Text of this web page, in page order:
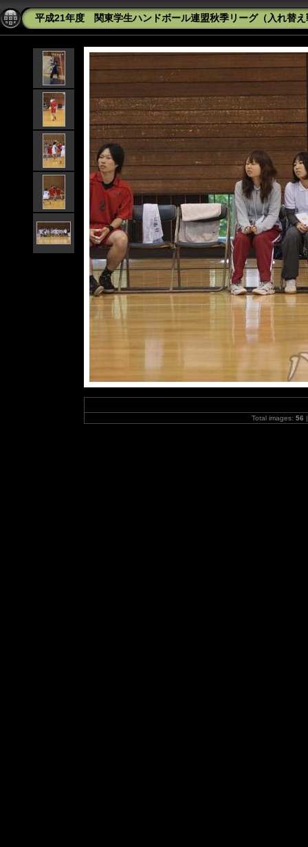
平成21年度 関東学生ハンドボール連盟秋季リーグ（入れ
Total images: 56